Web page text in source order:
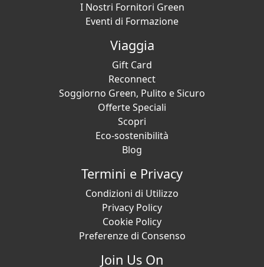
I Nostri Fornitori Green
Eventi di Formazione
Viaggia
Gift Card
Reconnect
Soggiorno Green, Pulito e Sicuro
Offerte Speciali
Scopri
Eco-sostenibilità
Blog
Termini e Privacy
Condizioni di Utilizzo
Privacy Policy
Cookie Policy
Preferenze di Consenso
Join Us On